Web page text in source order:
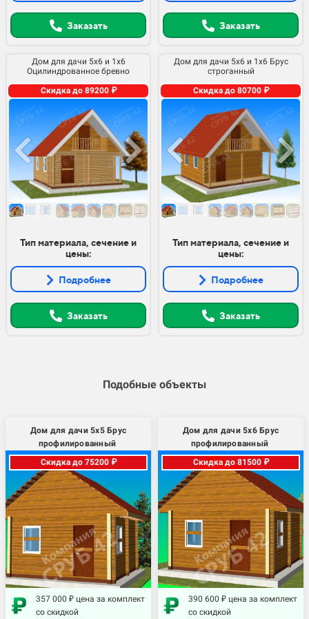
Заказать Заказать
Дом для дачи 5х6 и 1х6
Оцилиндрованное бревно
Скидка до 89200 ₽
Тип материала, сечение и
цены:
Подробнее
Заказать
Дом для дачи 5х6 и 1х6 Брус
строганный
Скидка до 80700 ₽
Тип материала, сечение и
цены:
Подробнее
Заказать
Подобные объекты
Дом для дачи 5х5 Брус
профилированный
Скидка до 75200 ₽
357 000 ₽ цена за комплект
со скидкой
Дом для дачи 5х6 Брус
профилированный
Скидка до 81500 ₽
390 600 ₽ цена за комплект
со скидкой